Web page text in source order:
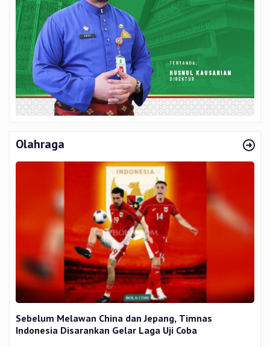
Olahraga
Sebelum Melawan China dan Jepang, Timnas
Indonesia Disarankan Gelar Laga Uji Coba